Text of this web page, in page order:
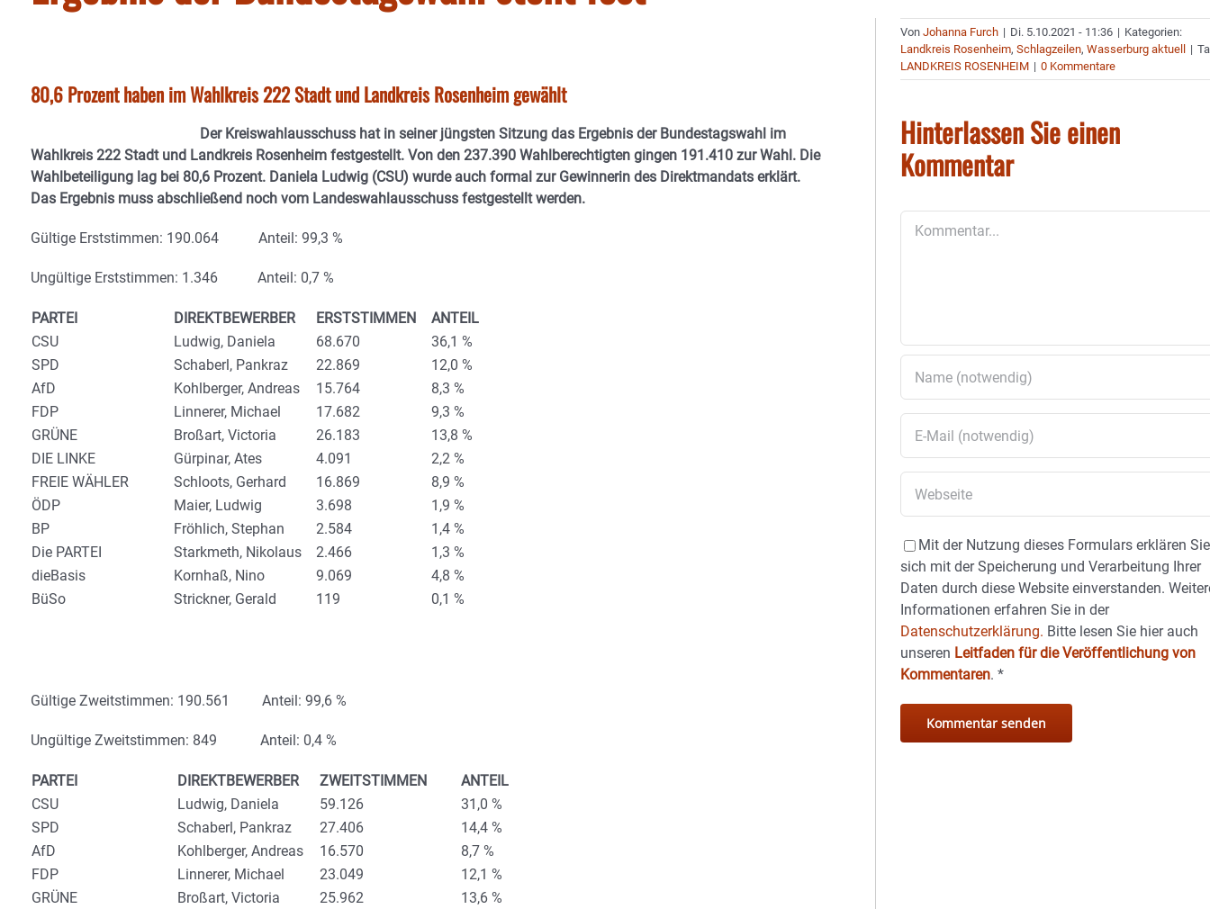
80,6 Prozent haben im Wahlkreis 222 Stadt und Landkreis Rosenheim gewählt
Der Kreiswahlausschuss hat in seiner jüngsten Sitzung das Ergebnis der Bundestagswahl im
Wahlkreis 222 Stadt und Landkreis Rosenheim festgestellt. Von den 237.390 Wahlberechtigten gingen 191.410 zur Wahl. Die
Wahlbeteiligung lag bei 80,6 Prozent. Daniela Ludwig (CSU) wurde auch formal zur Gewinnerin des Direktmandats erklärt.
Das Ergebnis muss abschließend noch vom Landeswahlausschuss festgestellt werden.
Gültige Erststimmen: 190.064 Anteil: 99,3 %
Ungültige Erststimmen: 1.346 Anteil: 0,7 %
PARTEI DIREKTBEWERBER ERSTSTIMMEN
ANTEIL
CSU
Ludwig, Daniela 68.670
36,1 %
SPD
Schaberl, Pankraz 22.869
12,0 %
AfD
Kohlberger, Andreas 15.764
8,3 %
FDP
Linnerer, Michael 17.682
9,3 %
GRÜNE
Broßart, Victoria 26.183
13,8 %
DIE LINKE
Gürpinar, Ates 4.091
2,2 %
FREIE WÄHLER
Schloots, Gerhard 16.869
8,9 %
ÖDP
Maier, Ludwig 3.698
1,9 %
BP
Fröhlich, Stephan 2.584
1,4 %
Die PARTEI
Starkmeth, Nikolaus 2.466
1,3 %
dieBasis
Kornhaß, Nino 9.069
4,8 %
BüSo
Strickner, Gerald 119 0,1 %
Gültige Zweitstimmen: 190.561 Anteil: 99,6 %
Ungültige Zweitstimmen: 849 Anteil: 0,4 %
PARTEI DIREKTBEWERBER ZWEITSTIMMEN
ANTEIL
CSU
Ludwig, Daniela 59.126
31,0 %
SPD
Schaberl, Pankraz 27.406
14,4 %
AfD
Kohlberger, Andreas 16.570
8,7 %
FDP
Linnerer, Michael 23.049
12,1 %
GRÜNE
Broßart, Victoria 25.962
13,6 %
VonJohanna Furch | Di. 5.10.2021 - 11:36 | Kategorien:
Landkreis Rosenheim,Schlagzeilen,Wasserburg aktuell |
LANDKREIS ROSENHEIM | 0 Kommentare
Hinterlassen Sie einen
Kommentar
Mit der Nutzung dieses Formulars erklären Sie
sich mit der Speicherung und Verarbeitung Ihrer
Daten durch diese Website einverstanden.
Informationen erfahren Sie in der
Datenschutzerklärung. Bitte lesen Sie hier auch
unseren Leitfaden für die Veröffentlichung von
Kommentaren.*